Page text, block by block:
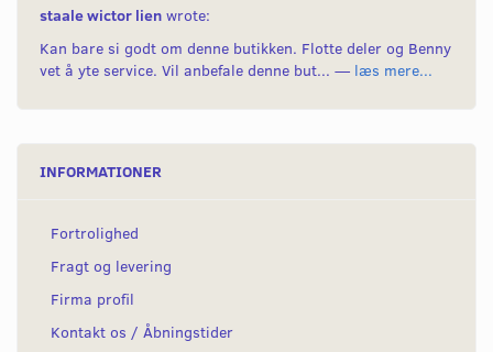
staale wictor lien wrote:
Kan bare si godt om denne butikken. Flotte deler og Benny
vet å yte service. Vil anbefale denne but... — læs mere...
INFORMATIONER
Fortrolighed
Fragt og levering
Firma profil
Kontakt os / Åbningstider